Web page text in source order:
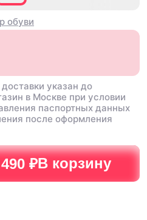
₽В корзину
обуви
указан до
в Москве при условии
паспортных данных
после оформления